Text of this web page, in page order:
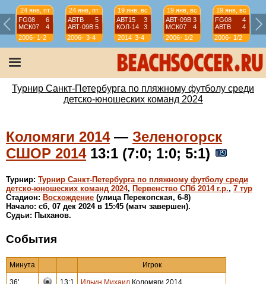
24 янв, пт
FG08
6
МСК07
4
2006-
07
1-2
24 янв, пт
АВТВ
5
АВТ-09B 5
2006-
07
3-4
19 янв, вс
АВТ15
3
КОЛ-14
3
2014 3-4
19 янв, вс
АВТ-09B 3
МСК07
4
2006-
07
1/2
19 янв, вс
FG08
4
АВТВ
4
2006-
07
1/2
Турнир Санкт-Петербурга по пляжному футболу среди
детско-юношеских команд 2024
Коломяги 2014— Зеленогорск
СШОР 201413:1 (7:0; 1:0; 5:1)
Турнир: Турнир Санкт-Петербурга по пляжному футболу среди
детско-юношеских команд 2024, Первенство СПб 2014 г.р., 7 тур
Стадион: Восхождение (улица Перекопская, 6-8)
Начало: сб, 07 дек 2024 в 15:45 (матч завершен).
Судьи: Пыханов.
События
Минута Игрок
36' 13:1 Ильин Михаил Коломяги 2014